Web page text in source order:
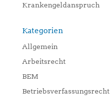
Krankengeldanspruch
Kategorien
Allgemein
Arbeitsrecht
BEM
Betriebsverfassungsrecht